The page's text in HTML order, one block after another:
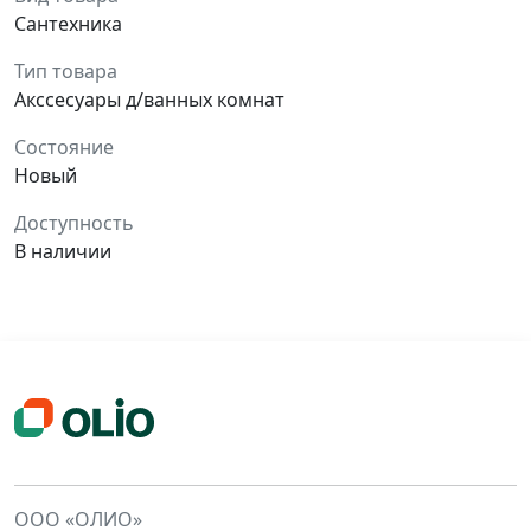
Сантехника
Тип товара
Акссесуары д/ванных комнат
Состояние
Новый
Доступность
В наличии
ООО «ОЛИО»